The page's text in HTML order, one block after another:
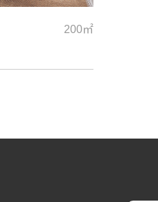
200㎡